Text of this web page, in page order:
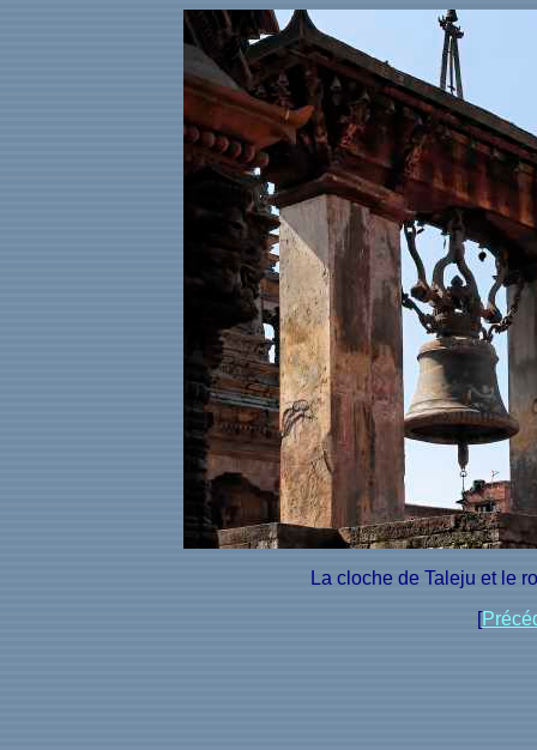
La cloche de Taleju et le
[